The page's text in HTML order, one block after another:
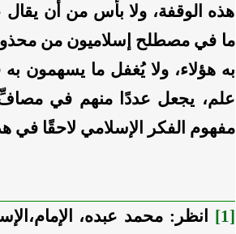
هذه الوقفة، ولا بأس من أن
ما في مصطلح إسلاميون من
به هؤلاء، ولا يُغفل ما يسهمون
علم، يجعل عددًا منهم في مصافِّ
مفهوم الفكر الإسلامي لاحقًا في
[1] انظر: محمد عبده، الإمام،